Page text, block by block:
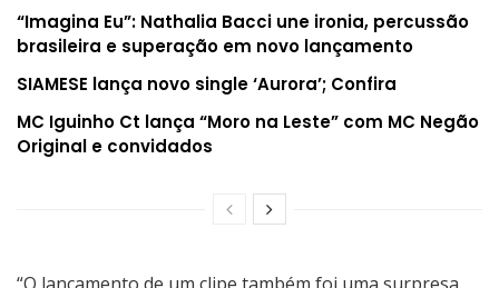
“Imagina Eu”: Nathalia Bacci une ironia, percussão
brasileira e superação em novo lançamento
SIAMESE lança novo single ‘Aurora’; Confira
MC Iguinho Ct lança “Moro na Leste” com MC Negão
Original e convidados